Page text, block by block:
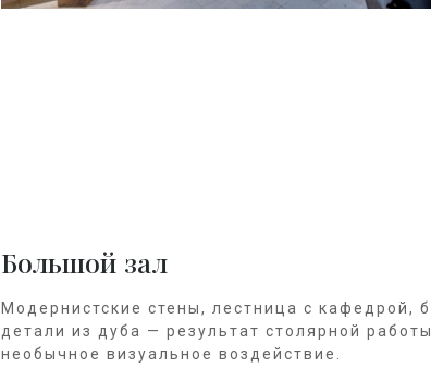
Большой зал
Модернистские стены, лестница с кафедрой,
детали из дуба — результат столярной
необычное визуальное воздействие.